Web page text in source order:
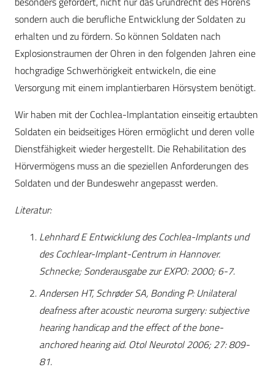
sondern auch die berufliche Entwicklung der Soldaten zu
erhalten und zu fördern. So können Soldaten nach
Explosionstraumen der Ohren in den folgenden Jahren eine
hochgradige Schwerhörigkeit entwickeln, die eine
Versorgung mit einem implantierbaren Hörsystem benötigt.
Wir haben mit der Cochlea-Implantation einseitig ertaubten
Soldaten ein beidseitiges Hören ermöglicht und deren volle
Dienstfähigkeit wieder hergestellt. Die Rehabilitation des
Hörvermögens muss an die speziellen Anforderungen des
Soldaten und der Bundeswehr angepasst werden.
Literatur:
Lehnhard E Entwicklung des Cochlea-Implants und
des Cochlear-Implant-Centrum in Hannover.
Schnecke; Sonderausgabe zur EXPO: 2000; 6-7.
Andersen HT, Schrøder SA, Bonding P: Unilateral
deafness after acoustic neuroma surgery: subjective
hearing handicap and the effect of the bone-
anchored hearing aid. Otol Neurotol 2006; 27: 809-
81.